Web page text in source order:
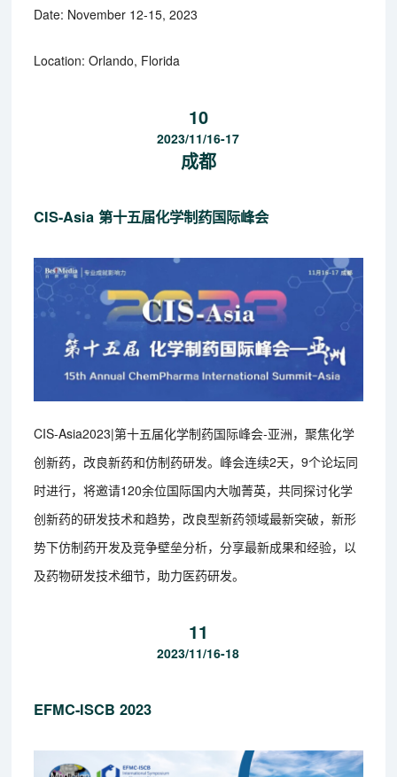
Date: November 12-15, 2023
Location: Orlando, Florida
10
2023/11/16-17
成都
CIS-Asia 第十五届化学制药国际峰会
CIS-Asia2023|第十五届化学制药国际峰会-亚洲，聚焦化学
创新药，改良新药和仿制药研发。峰会连续2天，9个论坛同
时进行，将邀请120余位国际国内大咖菁英，共同探讨化学
创新药的研发技术和趋势，改良型新药领域最新突破，新形
势下仿制药开发及竞争壁垒分析，分享最新成果和经验，以
及药物研发技术细节，助力医药研发。
11
2023/11/16-18
EFMC-ISCB 2023